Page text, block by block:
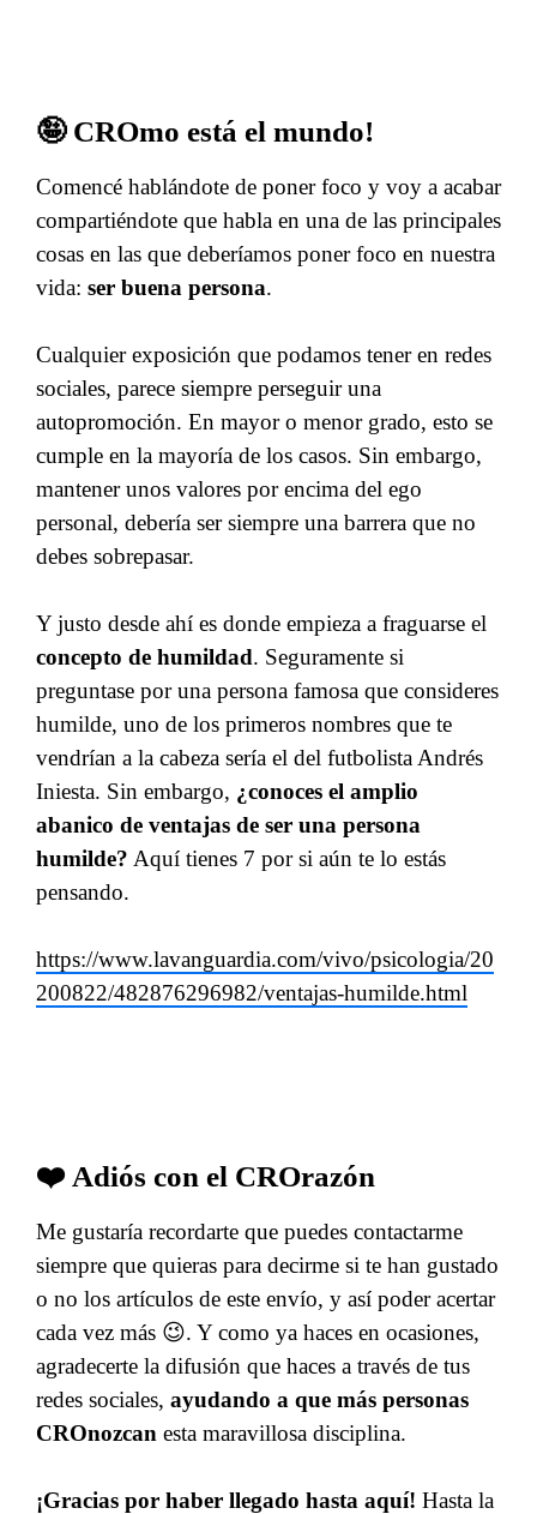
🤪 CROmo está el mundo!
Comencé hablándote de poner foco y voy a acabar
compartiéndote que habla en una de las principales
cosas en las que deberíamos poner foco en nuestra
vida: ser buena persona.
Cualquier exposición que podamos tener en redes
sociales, parece siempre perseguir una
autopromoción. En mayor o menor grado, esto se
cumple en la mayoría de los casos. Sin embargo,
mantener unos valores por encima del ego
personal, debería ser siempre una barrera que no
debes sobrepasar.
Y justo desde ahí es donde empieza a fraguarse el
concepto de humildad. Seguramente si
preguntase por una persona famosa que consideres
humilde, uno de los primeros nombres que te
vendrían a la cabeza sería el del futbolista Andrés
Iniesta. Sin embargo, ¿conoces el amplio
abanico de ventajas de ser una persona
humilde? Aquí tienes 7 por si aún te lo estás
pensando.
https://www.lavanguardia.com/vivo/psicologia/20
200822/482876296982/ventajas-humilde.html
❤️ Adiós con el CROrazón
Me gustaría recordarte que puedes contactarme
siempre que quieras para decirme si te han gustado
o no los artículos de este envío, y así poder acertar
cada vez más 😉. Y como ya haces en ocasiones,
agradecerte la difusión que haces a través de tus
redes sociales, ayudando a que más personas
CROnozcan esta maravillosa disciplina.
¡Gracias por haber llegado hasta aquí! Hasta la